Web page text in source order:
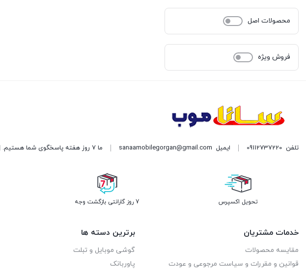
محصولات اصل
فروش ویژه
تلفن 09112737220 ایمیل sanaamobilegorgan@gmail.com ما 7 روز هفته پاسخگوی شما هستیم. | آدرس: گرگان میدان سرخواجه نبش امام رضا دست چپ
تحویل اکسپرس 7 روز گارانتی بازگشت وجه
خدمات مشتریان
مقایسه محصولات
قوانین و مقررات و سیاست مرجوعی و عودت
برترین دسته ها
گوشی موبایل و تبلت
پاوربانک